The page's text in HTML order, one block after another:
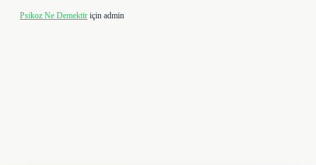
Psikoz Ne Demektir için admin